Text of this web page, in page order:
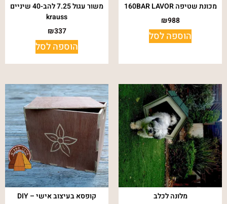
מכונת שטיפה 160BAR LAVOR
₪988
הוספה לסל
משור עגול 7.25 להב-40 שיניים
krauss
₪337
הוספה לסל
מלונה לכלב
קופסא בעיצוב אישי – DIY